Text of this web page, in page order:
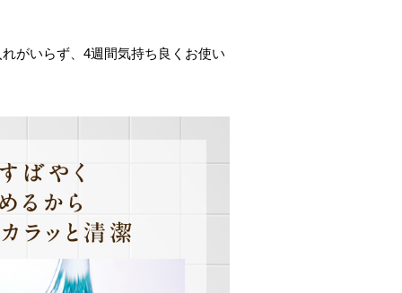
がいらず、4週間気持ち良くお使い